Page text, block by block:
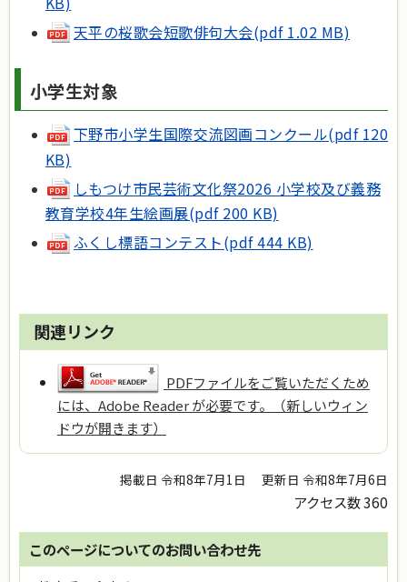
天平の桜歌会短歌俳句大会(pdf 1.02 MB)
小学生対象
下野市小学生国際交流図画コンクール(pdf 120
KB)
しもつけ市民芸術文化祭2026 小学校及び義務
教育学校4年生絵画展(pdf 200 KB)
ふくし標語コンテスト(pdf 444 KB)
関連リンク
PDFファイルをご覧いただくため
には、Adobe Reader が必要です。（新しいウィン
ドウが開きます）
掲載日 令和8年7月1日 更新日 令和8年7月6日
アクセス数360
このページについてのお問い合わせ先